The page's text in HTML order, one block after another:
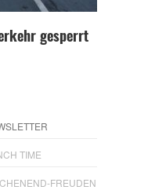
gesperrt
TIME
FREUDEN